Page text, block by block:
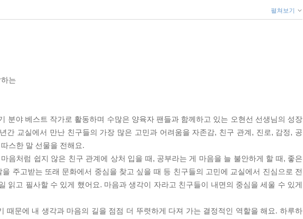
펼쳐보기
는
분야 베스트 작가로 활동하며 수많은 양육자 팬들과 함께하고 있는 오현선 선생님의 성장
간 교실에서 만난 친구들의 가장 많은 고민과 어려움을 자존감, 친구 관계, 진로, 감정, 공
스한 말 선물을 전해요.
음처럼 쉽지 않은 친구 관계에 상처 입을 때, 공부라는 게 마음을 늘 불안하게 할 때, 좋은
주고받는 또래 문화에서 중심을 찾고 싶을 때 등 친구들의 고민에 교실에서 진심으로 전
읽고 필사할 수 있게 했어요. 마음과 생각이 자라고 친구들이 내면의 중심을 세울 수 있게
때문에 내 생각과 마음의 길을 점점 더 뚜렷하게 다져 가는 결정적인 역할을 해요. 하루하